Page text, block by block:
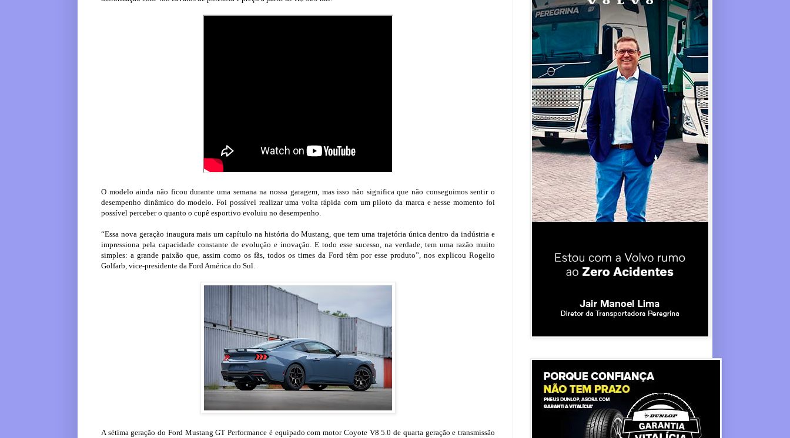
O modelo ainda não ficou durante uma semana na nossa garagem, mas isso não significa que não conseguimos sentir o
desempenho dinâmico do modelo. Foi possível realizar uma volta rápida com um piloto da marca e nesse momento foi
possível perceber o quanto o cupê esportivo evoluiu no desempenho.
“Essa nova geração inaugura mais um capítulo na história do Mustang, que tem uma trajetória única dentro da indústria e
impressiona pela capacidade constante de evolução e inovação. E todo esse sucesso, na verdade, tem uma razão muito
simples: a grande paixão que, assim como os fãs, todos os times da Ford têm por esse produto”, nos explicou Rogelio
Golfarb, vice-presidente da Ford América do Sul.
A sétima geração do Ford Mustang GT Performance é equipado com motor Coyote V8 5.0 de quarta geração e transmissão